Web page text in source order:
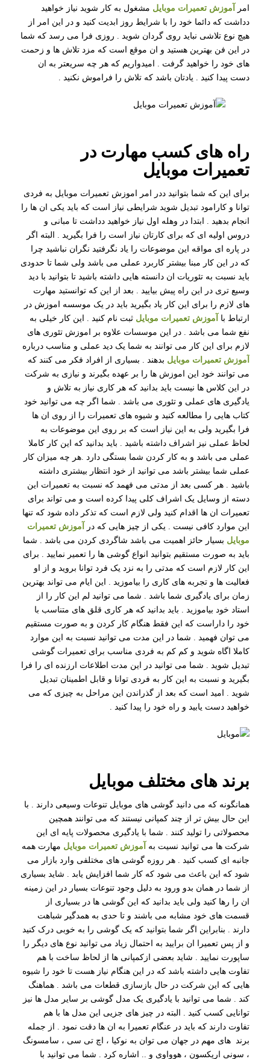
امر
آموزش تعمیرات موبایل مشغول به کار شوید نیاز خواهید
دداشت که دائما خود را با شرایط روز ابدیت کنید و در این امر از
هیچ نوع تلاشی نباید روی گردان شوید . روزی فرا می رسد که شما
در این فن بهترین هستید و ان موقع است که مزد تلاش ها و زحمت
های خود را خواهید گرفت . امیدواریم که هر چه سریعتر به ان
دست پیدا کنید . یادتان باشد که تلاش را فراموش نکنید .
راه های کسب مهارت در
تعمیرات موبایل
برای این که شما بتوانید ددر امر اموزش تعمیرات موبایل به فردی
توانا و کارامود تبدیل شوید شرایطی نیاز است که باید یکی ان ها را
انجام بدهید . ابتدا در وهله اول نیاز خواهید دداشت تا مبانی و
دروس اولیه ای که برای کارتان نیاز است را فرا بگیرید . البته اگر
در پاره ای مواقه این موضوعات را یاد نگرفتید نگران نباشید چرا
که در این کار مبنا بیشتر کاربرد عملی می باشد ولی شما تا حدودی
باید نسبت به تئوریات ان دانسته هایی داشته باشید تا بتوانید با دید
وسیع تری در این راه پیش بیایید . بعد از این که توانستید مهارت
های لازم را برای این کار یاد بگیرید باید در یک موسسه اموزش در
ارتباط با
آموزش تعمیرات موبایل ثبت نام کنید . این کار خیلی به
نفع شما می باشد . در این موسسات علاوه بر اموزش تئوری های
لازم برای این کار می توانند به شما یک دید عملی و مناسب درباره
آموزش تعمیرات موبایل بدهند . بسیاری از افراد فکر می کنند که
می توانند خود این اموزش ها را بر عهده بگیرند و نیازی به شرکت
در این کلاس ها نیست باید بدانید که هر کاری نیاز به تلاش و
یادگیری های عملی و تئوری می باشد . شما اگر چه می توانید خود
کتاب هایی را مطالعه کنید و شیوه های تعمیرات را از روی ان ها
فرا بگیرید ولی به این نیاز است که بر روی این موضوعات به
لحاظ عملی نیز اشراف داشته باشید . باید بدانید که این کار کاملا
عملی می باشد و به کار کردن شما بستگی دارد .هر چه میزان کار
عملی شما بیشتر باشد می توانید از خود انتظار بیشتری داشته
باشید . هر کسی بعد از مدتی می فهمد که نسبت به تعمیرات این
دسته از وسایل یک اشراف کلی پیدا کرده است و می تواند برای
تعمیرات ان ها اقدام کنید ولی لازم است که تذکر داده شود که تنها
این موارد کافی نیست . یکی از چیز هایی که در
آموزش تعمیرات
موبایل بسیار حائز اهمیت می باشد شاگردی کردن می باشد . شما
باید به صورت مستقیم بتوانید انواع گوشی ها را تعمیر نمایید . برای
این کار لازم است که مدتی را به نزد یک فرد توانا بروید و از او
فعالیت ها و تجربه های کاری را بیاموزید . این ایام می تواند بهترین
زمان برای یادگیری شما باشد . شما می توانید لم این کار را از
استاد خود بیاموزید . باید بدانید که هر کاری قلق های متناسب با
خود را داراست که این فقط هنگام کار کردن و به صورت مستقیم
می توان فهمید . شما در این مدت می توانید نسبت به این موارد
کاملا اگاه شوید و کم کم به فردی مناسب برای تعمیرات گوشی
تبدیل شوید . شما می توانید در این مدت اطلاعات ارزنده ای را فرا
بگیرید و نسبت به این کار به فردی توانا و قابل اطمینان تبدیل
شوید . امید است که بعد از گذراندن این مراحل به چیزی که می
خواهید دست یابید و راه خود را پیدا کنید .
برند های مختلف موبایل
همانگونه که می دانید گوشی های موبایل تنوعات وسیعی دارند . با
این حال بیش تر از چند کمپانی نیستند که می توانند همچین
محصولاتی را تولید کنند . شما با یادگیری محصولات پایه ای این
شرکت ها می توانید نسیت به
آموزش تعمیرات موبایل مهارت همه
جانبه ای کسب کنید . هر روزه گوشی های مختلفی وارد بازار می
شود که این باعث می شود که کار شما افزایش یابد . شاید بسیاری
از شما در همان بدو ورود به دلیل وجود تنوعات بسیار در این زمینه
ان را رها کنید ولی باید بدانید که این گوشی ها در بسیاری از
قسمت های خود مشابه می باشند و تا حدی به همدگیر شباهت
دارند . بنابراین اگر شما بتوانید که یک گوشی را به خوبی درک کنید
و از پس تعمیرا ان برایید به احتمال زیاد می توانید نوع های دیگر را
ساپورت نمایید . شاید بعضی ازکمپانی ها از لحاظ ساخت با هم
تفاوت هایی داشته باشد که در این هنگام نیاز هست تا خود را شیوه
هایی که این شرکت در حال بازسازی قطعات می باشد . هماهنگ
کند . شما می توانید با یادگیری یک مدل گوشی بر سایر مدل ها نیز
توانایی کسب کنید . البته در چیز های جزیی این مدل ها با هم
تفاوت دارند که باید در عنگام تعمیرا به ان ها دقت نمود . از جمله
برند های مهم در جهان می توان به نوکیا ، اچ تی سی ، سامسونگ
، سونی اریکسون ، هوواوی و .. اشاره کرد . شما می توانید با